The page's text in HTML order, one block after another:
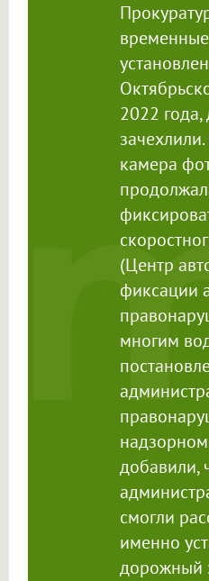
2022 года,
камера
(Центр
фиксации
многим
добавили,
смогли
именно
дорожный